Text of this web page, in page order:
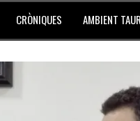
CRÒNIQUES AMBIENT